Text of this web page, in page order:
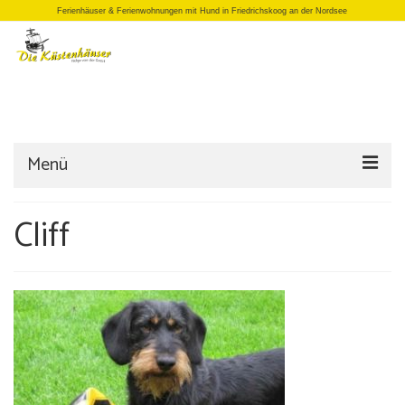
Ferienhäuser & Ferienwohnungen mit Hund in Friedrichskoog an der Nordsee
Menü
Einzelhäuser
Doppelhäuser
Apartments
Büro/Laden
Cliff